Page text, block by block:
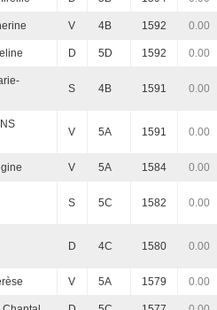
V 4B 1592 0.00
D 5D 1592 0.00
S 4B 1591 0.00
V 5A 1591 0.00
V 5A 1584 0.00
S 5C 1582 0.00
D 4C 1580 0.00
V 5A 1579 0.00